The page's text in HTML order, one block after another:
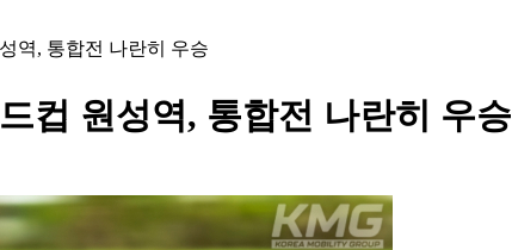
역, 통합전 나란히 우승
컵 원성역, 통합전 나란히 우승